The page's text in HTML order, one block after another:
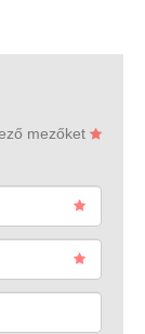
mezőket